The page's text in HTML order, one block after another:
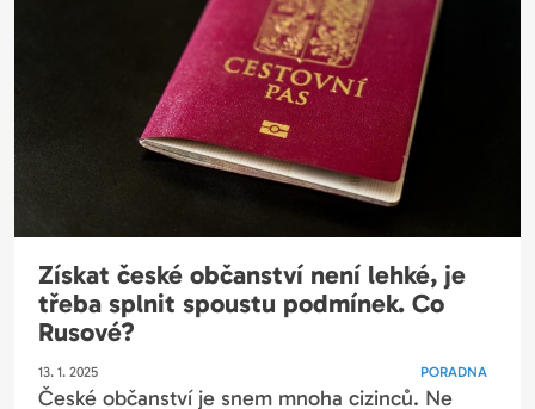
Získat české občanství není lehké, je
třeba splnit spoustu podmínek. Co
Rusové?
13. 1. 2025 PORADNA
České občanství je snem mnoha cizinců. Ne